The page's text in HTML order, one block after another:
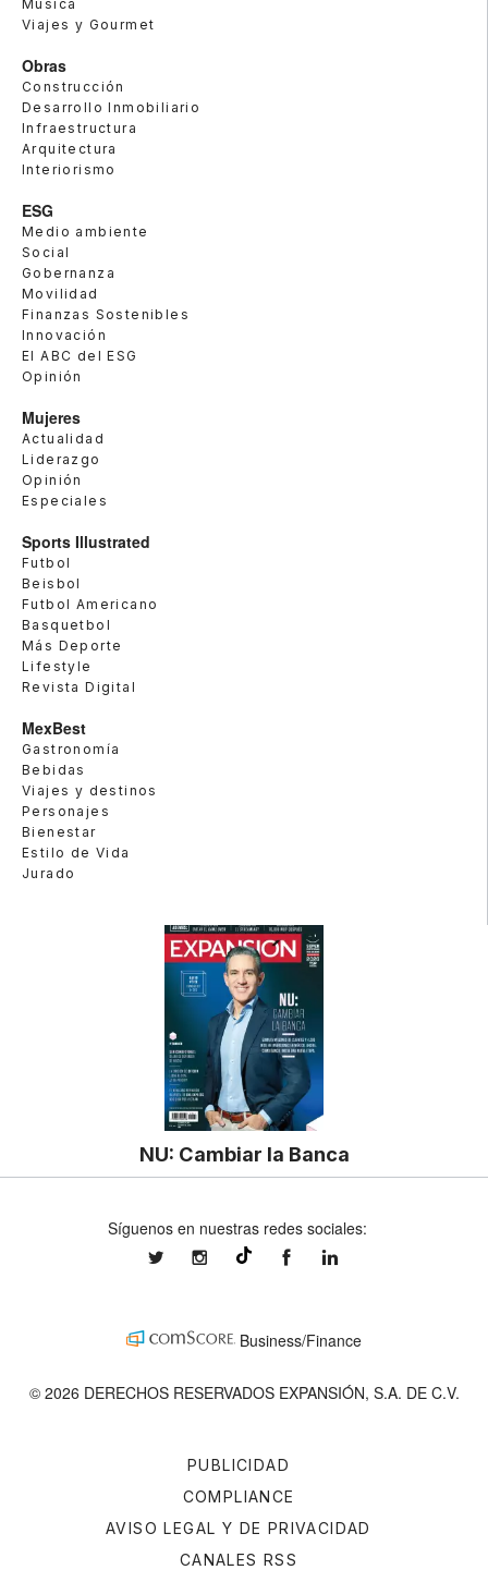
Música
Viajes y Gourmet
Obras
Construcción
Desarrollo Inmobiliario
Infraestructura
Arquitectura
Interiorismo
ESG
Medio ambiente
Social
Gobernanza
Movilidad
Finanzas Sostenibles
Innovación
El ABC del ESG
Opinión
Mujeres
Actualidad
Liderazgo
Opinión
Especiales
Sports Illustrated
Futbol
Beisbol
Futbol Americano
Basquetbol
Más Deporte
Lifestyle
Revista Digital
MexBest
Gastronomía
Bebidas
Viajes y destinos
Personajes
Bienestar
Estilo de Vida
Jurado
NU: Cambiar la Banca
PUBLICIDAD
COMPLIANCE
AVISO LEGAL Y DE PRIVACIDAD
CANALES RSS
Síguenos en nuestras redes sociales:
expansionmxexpansionmx ExpansionMex
Business/Finance
© 2026 DERECHOS RESERVADOS EXPANSIÓN, S.A. DE C.V.